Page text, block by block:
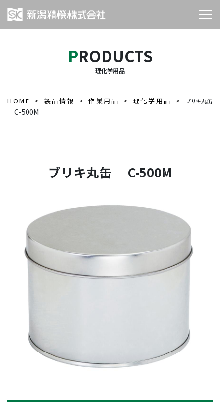
PRODUCTS
理化学用品
HOME 製品情報 作業用品 理化学用品 ブリキ丸缶
C-500M
ブリキ丸缶 C-500M